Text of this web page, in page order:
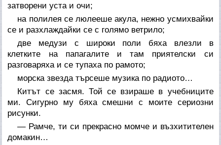
затворени уста и очи;
на полилея се люлееше акула, нежно усмихвайки
се и разхлаждайки се с голямо ветрило;
две медузи с широки поли бяха влезли в
клетките на папагалите и там приятелски си
разговаряха и се тупаха по рамото;
морска звезда търсеше музика по радиото…
Китът се засмя. Той се взираше в учебниците
ми. Сигурно му бяха смешни с моите сериозни
рисунки.
— Рамче, ти си прекрасно момче и възхитителен
домакин…